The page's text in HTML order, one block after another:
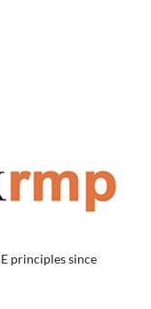
principles since